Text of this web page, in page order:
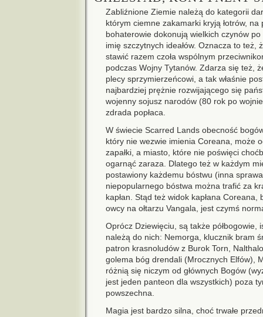
Zabliźnione Ziemie należą do kategorii
którym ciemne zakamarki kryją łotrów, na
bohaterowie dokonują wielkich czynów
imię szczytnych ideałów. Oznacza to też,
stawić razem czoła wspólnym
podczas Wojny Tytanów. Zdarza się też,
plecy sprzymierzeńcowi, a tak właśnie
najbardziej prężnie rozwijającego się
wojenny sojusz narodów (80 rok po
zdrada popłaca.
W świecie Scarred Lands obecność
który nie wezwie imienia Coreana, może
zapałki, a miasto, które nie poświęci
ogarnąć zaraza. Dlatego też w każdym
postawiony każdemu bóstwu (inna
niepopularnego bóstwa można trafić za
kapłan. Stąd też widok kapłana
owcy na ołtarzu Vangala, jest czymś
Oprócz Dziewięciu, są także
należą do nich: Nemorga, klucznik bram
patron krasnoludów z Burok Torn,
golema bóg drendali (Mrocznych Elfów),
różnią się niczym od głównych Bogów
jest jeden panteon dla wszystkich) poza
powszechna.
Magia jest bardzo silna, choć trwałe